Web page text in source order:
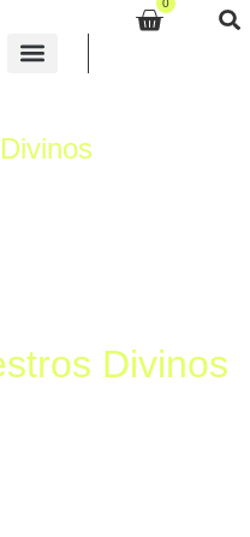
0
Divinos